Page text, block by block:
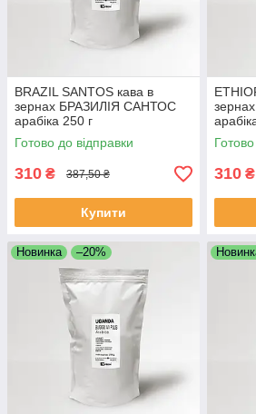
BRAZIL SANTOS кава в
зернах БРАЗИЛІЯ САНТОС
арабіка 250 г
Свіжообсмажена кава
зернова Моносорт
Готово до відправки
310 ₴ 387,50 ₴
Купити
310 ₴
Новинка –20%